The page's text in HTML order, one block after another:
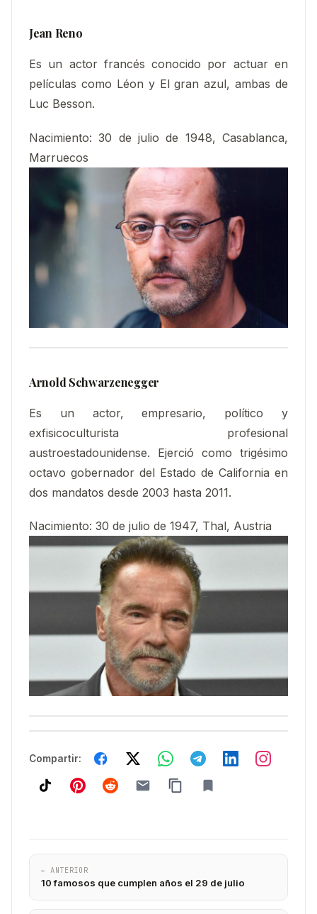
Jean Reno
Es un actor francés conocido por actuar en
películas como Léon y El gran azul, ambas de
Luc Besson.
Nacimiento:30 de julio de 1948, Casablanca,
Marruecos
Arnold Schwarzenegger
Es un actor, empresario, político y
exfisicoculturista profesional
austroestadounidense. Ejerció como trigésimo
octavo gobernador del Estado de California en
dos mandatos desde 2003 hasta 2011.​​
Nacimiento: 30 de julio de 1947, Thal, Austria
Compartir:
← ANTERIOR
10 famosos que cumplen años el 29 de julio